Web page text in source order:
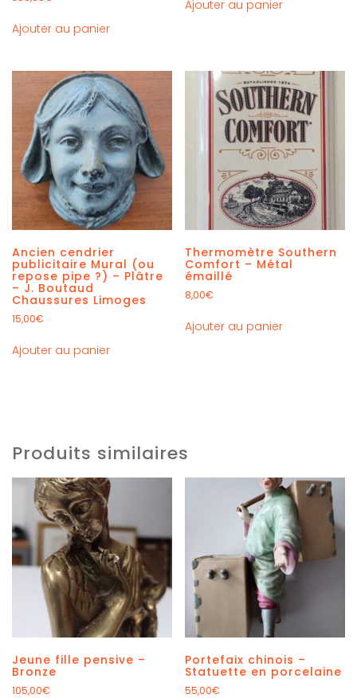
Ajouter au panier
Ajouter au panier
Ancien cendrier
publicitaire Mural (ou
repose pipe ?) – Plâtre
– J. Boutaud
Chaussures Limoges
15,00€
Ajouter au panier
Thermomètre Southern
Comfort – Métal
émaillé
8,00€
Ajouter au panier
Produits similaires
Jeune fille pensive –
Bronze
105,00€
Portefaix chinois –
Statuette en porcelaine
55,00€